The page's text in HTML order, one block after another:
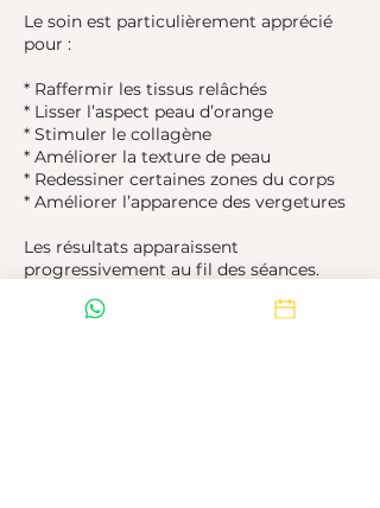
Le soin est particulièrement apprécié
pour :
* Raffermir les tissus relâchés
* Lisser l’aspect peau d’orange
* Stimuler le collagène
* Améliorer la texture de peau
* Redessiner certaines zones du corps
* Améliorer l’apparence des vergetures
Les résultats apparaissent
progressivement au fil des séances.
4 à 6 semaines est généralement